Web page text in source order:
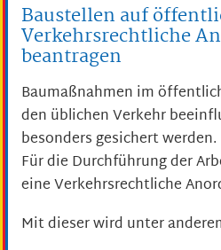
Baustellen auf
Verkehrsrechtliche
beantragen
Baumaßnahmen im
den üblichen Verkehr
besonders gesichert werden.
Für die Durchführung der
eine Verkehrsrechtliche
Mit dieser wird unter